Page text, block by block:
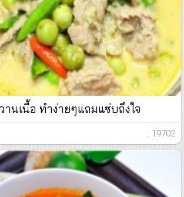
านเนื้อ ทำง่ายๆแถมแซ่บถึงใจ
: 19702